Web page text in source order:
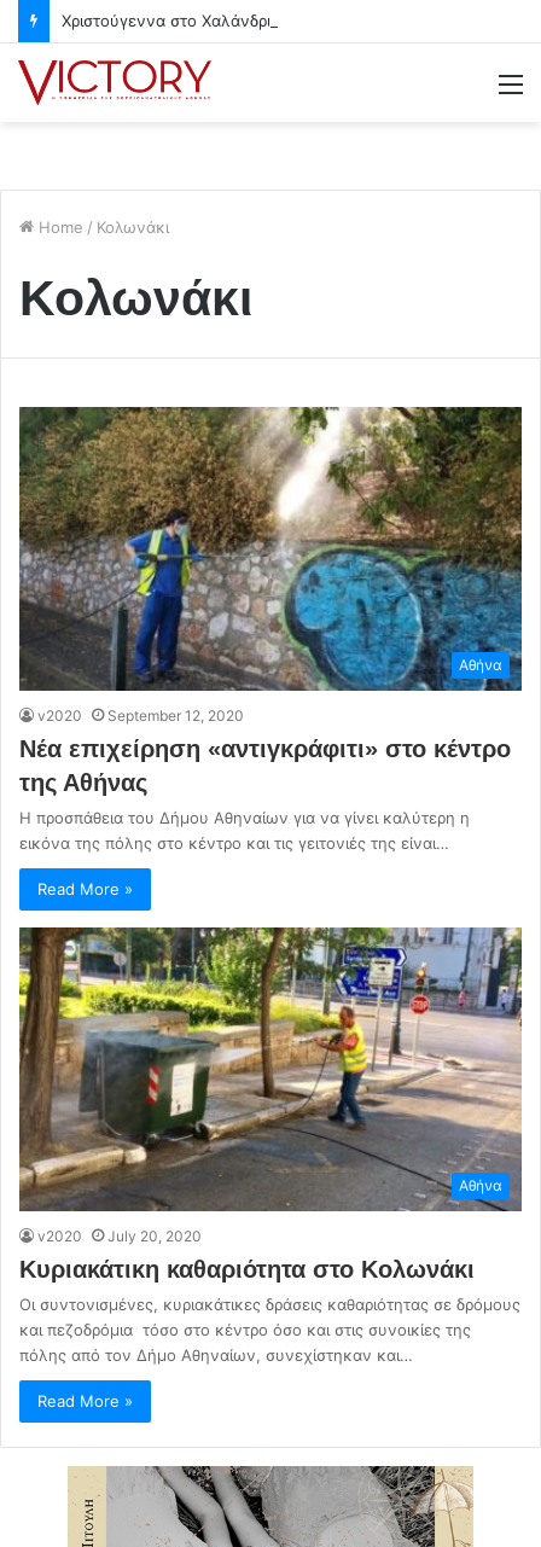
Home / Κολωνάκι
Κολωνάκι
Αθήνα
v2020 September 12, 2020
Νέα επιχείρηση «αντιγκράφιτι» στο κέντρο
της Αθήνας
Η προσπάθεια του Δήμου Αθηναίων για να γίνει καλύτερη η
εικόνα της πόλης στο κέντρο και τις γειτονιές της είναι…
Read More »
Αθήνα
v2020 July 20, 2020
Κυριακάτικη καθαριότητα στο Κολωνάκι
Οι συντονισμένες, κυριακάτικες δράσεις καθαριότητας σε δρόμους
και πεζοδρόμια τόσο στο κέντρο όσο και στις συνοικίες της
πόλης από τον Δήμο Αθηναίων, συνεχίστηκαν και…
Read More »